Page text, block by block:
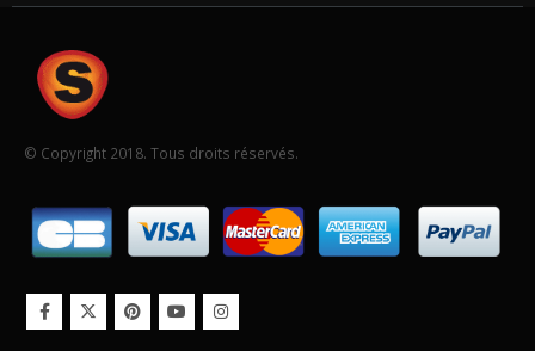
© Copyright 2018. Tous droits réservés.